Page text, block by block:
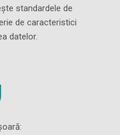
standardele de
de caracteristici
datelor.